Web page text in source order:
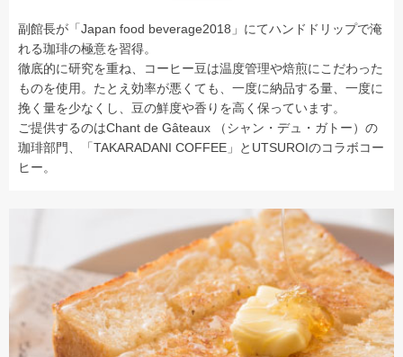
副館長が「Japan food beverage2018」にてハンドドリップで淹
れる珈琲の極意を習得。
徹底的に研究を重ね、コーヒー豆は温度管理や焙煎にこだわった
ものを使用。たとえ効率が悪くても、一度に納品する量、一度に
挽く量を少なくし、豆の鮮度や香りを高く保っています。
ご提供するのはChant de Gâteaux （シャン・デュ・ガトー）の
珈琲部門、「TAKARADANI COFFEE」とUTSUROIのコラボコー
ヒー。